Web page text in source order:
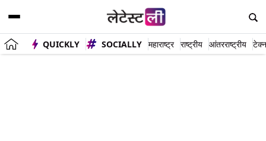
QUICKLY SOCIALLY महाराष्ट्र राष्ट्रीय आंतरराष्ट्रीय